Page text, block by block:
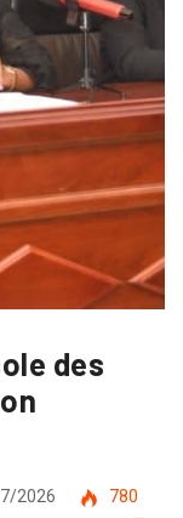
des
2026
780